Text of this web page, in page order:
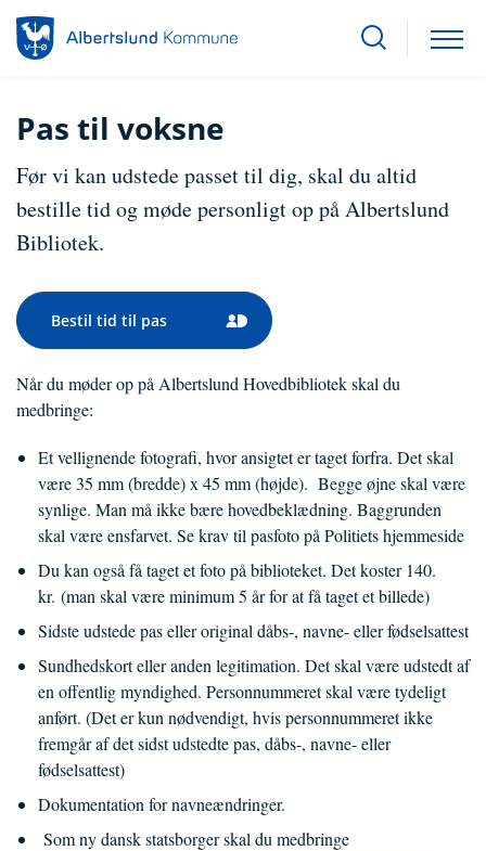
Pas til voksne
Før vi kan udstede passet til dig, skal du altid
bestille tid og møde personligt op på Albertslund
Bibliotek.
Bestil tid til pas
Når du møder op på Albertslund Hovedbibliotek skal du
medbringe:
Et vellignende fotografi, hvor ansigtet er taget forfra. Det skal
være 35 mm (bredde) x 45 mm (højde). Begge øjne skal være
synlige. Man må ikke bære hovedbeklædning. Baggrunden
skal være ensfarvet. Se krav til pasfoto på Politiets hjemmeside
Du kan også få taget et foto på biblioteket. Det koster 140.
kr. (man skal være minimum 5 år for at få taget et billede)
Sidste udstede pas eller original dåbs-, navne- eller fødselsattest
Sundhedskort eller anden legitimation. Det skal være udstedt af
en offentlig myndighed. Personnummeret skal være tydeligt
anført. (Det er kun nødvendigt, hvis personnummeret ikke
fremgår af det sidst udstedte pas, dåbs-, navne- eller
fødselsattest)
Dokumentation for navneændringer.
Som ny dansk statsborger skal du medbringe